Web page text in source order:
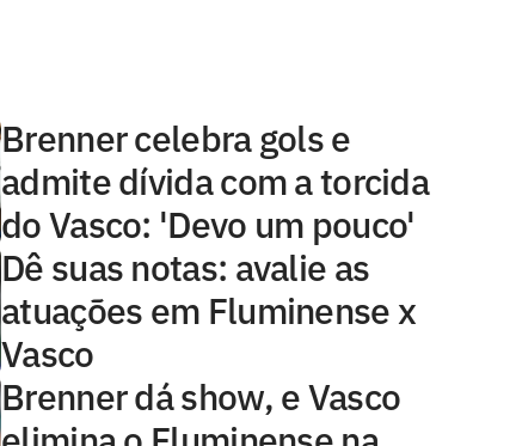
Brenner celebra gols e
admite dívida com a torcida
do Vasco: 'Devo um pouco'
Dê suas notas: avalie as
atuações em Fluminense x
Vasco
Brenner dá show, e Vasco